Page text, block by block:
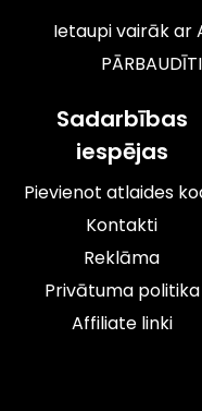
Ietaupi vairāk ar
Sadarbības
iespējas
Pievienot atlaides
Kontakti
Reklāma
Privātuma politika
Affiliate linki